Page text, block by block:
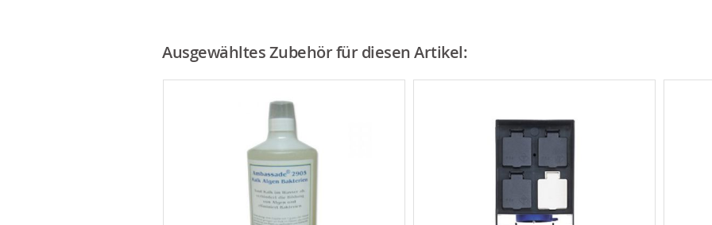
Ausgewähltes Zubehör für diesen Artikel: